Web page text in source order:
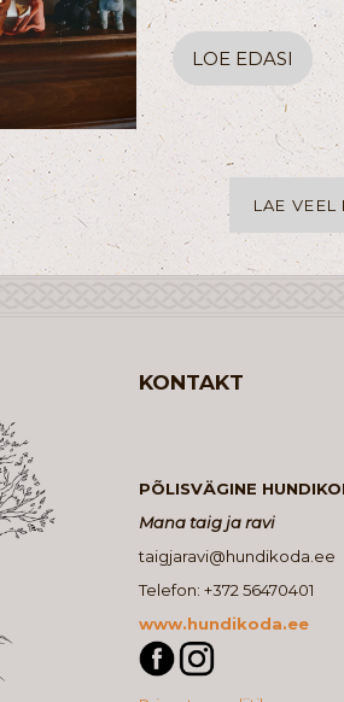
LOE EDASI
LAE VEEL
KONTAKT
PÕLISVÄGINE
Mana taig ja ravi
taigjaravi@hundikoda.ee
Telefon: +372 56470401
www.hundikoda.ee